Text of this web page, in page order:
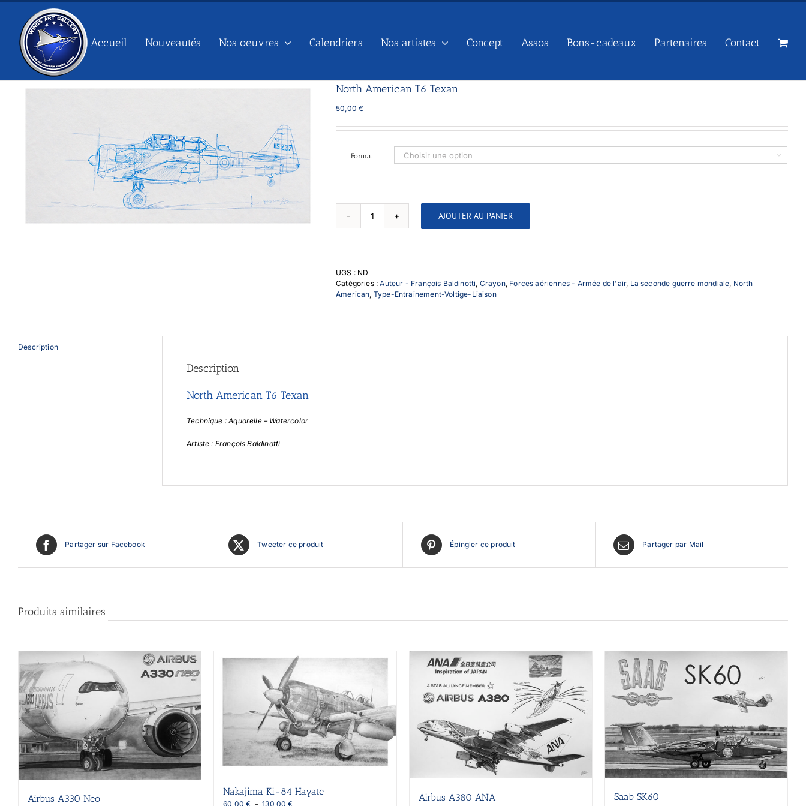
Passer
contenu
Accueil Nouveautés Nos oeuvres Calendriers Nos artistes Concept Assos Bons-cadeaux Partenaires Contact
North American T6 Texan
50,00€
Format 
quantité
de
AJOUTER AU PANIER
UGS : ND
Catégories :Auteur - François Baldinotti, Crayon, Forces aériennes - Armée de l'air, La seconde guerre mondiale, North
American, Type-Entrainement-Voltige-Liaison
Description
Description
North American T6 Texan
Technique : Aquarelle – Watercolor
Artiste : François Baldinotti
Partager sur Facebook Tweeter ce produit Épingler ce produit Partager par Mail
Produits similaires
Airbus A330 Neo
Nakajima Ki-84 Hayate
60,00€ – 130,00€Plage
Airbus A380 ANA Saab SK60